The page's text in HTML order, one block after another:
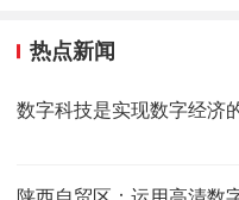
热点新闻
数字科技是实现数字经济